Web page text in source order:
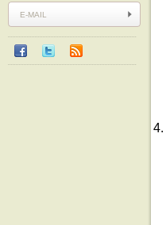
4.